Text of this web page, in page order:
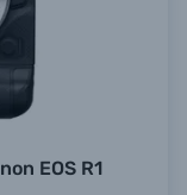
EOS R1